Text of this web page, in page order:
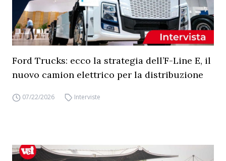
Ford Trucks: ecco la strategia dell’F-Line E, il
nuovo camion elettrico per la distribuzione
07/22/2026 Interviste